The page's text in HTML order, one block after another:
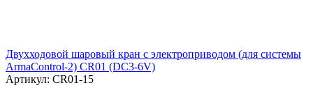
Двухходовой шаровый кран с электроприводом (для системы
ArmaControl-2) CR01 (DC3-6V)
Артикул: CR01-15